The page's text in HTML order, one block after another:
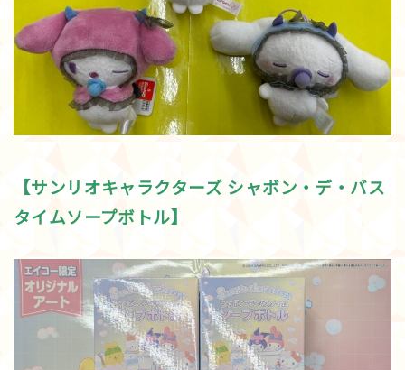
【サンリオキャラクターズ シャボン・デ・バス
タイムソープボトル】